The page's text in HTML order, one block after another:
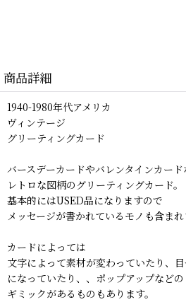
商品詳細
1940-1980年代アメリカ
ヴィンテージ
グリーティングカード
バースデーカードやバレンタインカード
レトロな図柄のグリーティングカード。
基本的にはUSED品になりますので
メッセージが書かれているモノも含まれ
カードによっては
文字によって素材が変わっていたり、
になっていたり、、ポップアップなどの
ギミックがあるものもあります。